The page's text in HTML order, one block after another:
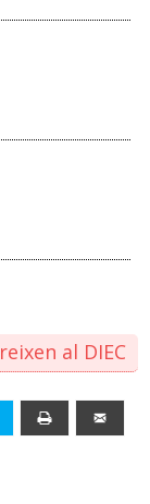
al DIEC
Twitter